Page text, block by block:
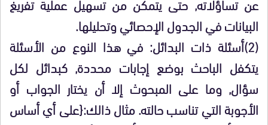
البيانات في الجدول الإحصائي وتحليلها.
(2)أسئلة ذات البدائل: في هذا النوع من الأسئلة
يتكفل الباحث بوضع إجابات محددة, كبدائل لكل
سؤال, وما على المبحوث إلا أن يختار الجواب أو
الأجوبة التي تناسب حالته. مثال ذالك:{على أي أساس